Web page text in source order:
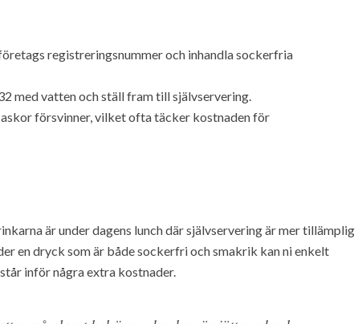
registreringsnummer och inhandla sockerfria
med vatten och ställ fram till självservering.
försvinner, vilket ofta täcker kostnaden för
är under dagens lunch där självservering är mer tillämplig
en dryck som är både sockerfri och smakrik kan ni enkelt
inför några extra kostnader.